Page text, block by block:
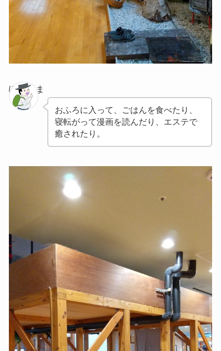
ぽちゃま
おふろに入って、ごはんを食べたり、
寝転がって漫画を読んだり、エステで
癒されたり。